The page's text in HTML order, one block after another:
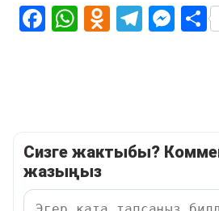
Facebook
WhatsApp
Сизге жактыбы?
жазыңыз